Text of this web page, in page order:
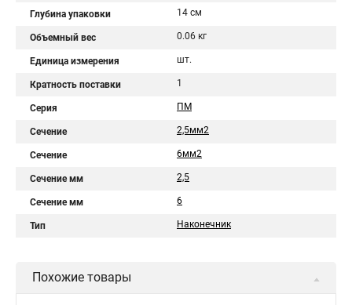
Глубина упаковки 14 см
Объемный вес 0.06 кг
Единица измерения шт.
Кратность поставки 1
Серия ПМ
Сечение 2,5мм2
Сечение 6мм2
Сечение мм 2,5
Сечение мм 6
Тип Наконечник
Похожие товары